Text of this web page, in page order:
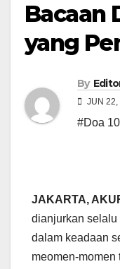
Bacaan
yang
By
JUN 22,
#Doa
JAKARTA,
dianjurkan selalu
dalam keadaan
meomen-momen